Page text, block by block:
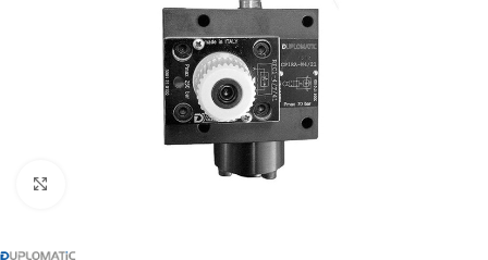
Büyütmek için tıklayın